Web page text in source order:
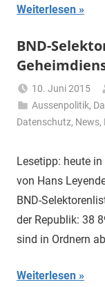
Weiterlesen
BND-
10. Juni 2015
Aussenpolitik,
Datenschutz, News,
Lesetipp: heute
von Hans
BND-
der Republik: 38
sind in Ordnern
Weiterlesen